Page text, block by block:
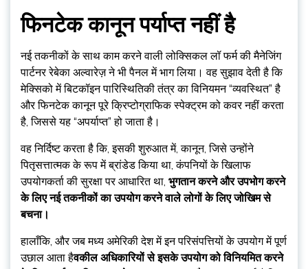
फिनटेक कानून पर्याप्त नहीं है
नई तकनीकों के साथ काम करने वाली लोक्सिकल लॉ फर्म की मैनेजिंग
पार्टनर रेबेका अल्वारेज़ ने भी पैनल में भाग लिया। वह सुझाव देती है कि
मेक्सिको में बिटकॉइन पारिस्थितिकी तंत्र का विनियमन “व्यवस्थित” है
और फिनटेक कानून पूरे क्रिप्टोग्राफिक स्पेक्ट्रम को कवर नहीं करता
है, जिससे यह “अपर्याप्त” हो जाता है।
वह निर्दिष्ट करता है कि, इसकी शुरुआत में, कानून, जिसे उन्होंने
पितृसत्तात्मक के रूप में ब्रांडेड किया था, कंपनियों के खिलाफ
उपयोगकर्ता की सुरक्षा पर आधारित था, भुगतान करने और उपभोग करने
के लिए नई तकनीकों का उपयोग करने वाले लोगों के लिए जोखिम से
बचना।
हालाँकि, और जब मध्य अमेरिकी देश में इन परिसंपत्तियों के उपयोग में पूर्ण
उछाल आता हैवकील अधिकारियों से इसके उपयोग को विनियमित करने